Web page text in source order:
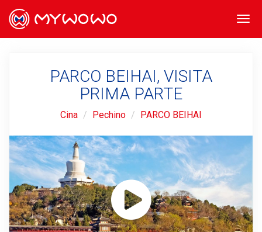
PARCO BEIHAI, VISITA
PRIMA PARTE
Cina Pechino PARCO BEIHAI